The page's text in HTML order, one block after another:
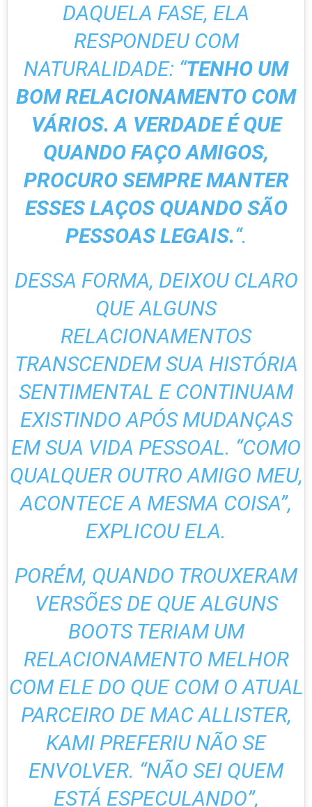
DAQUELA FASE, ELA
RESPONDEU COM
NATURALIDADE: “TENHO UM
BOM RELACIONAMENTO COM
VÁRIOS. A VERDADE É QUE
QUANDO FAÇO AMIGOS,
PROCURO SEMPRE MANTER
ESSES LAÇOS QUANDO SÃO
PESSOAS LEGAIS.“.
DESSA FORMA, DEIXOU CLARO
QUE ALGUNS
RELACIONAMENTOS
TRANSCENDEM SUA HISTÓRIA
SENTIMENTAL E CONTINUAM
EXISTINDO APÓS MUDANÇAS
EM SUA VIDA PESSOAL. “COMO
QUALQUER OUTRO AMIGO MEU,
ACONTECE A MESMA COISA”,
EXPLICOU ELA.
PORÉM, QUANDO TROUXERAM
VERSÕES DE QUE ALGUNS
BOOTS TERIAM UM
RELACIONAMENTO MELHOR
COM ELE DO QUE COM O ATUAL
PARCEIRO DE MAC ALLISTER,
KAMI PREFERIU NÃO SE
ENVOLVER. “NÃO SEI QUEM
ESTÁ ESPECULANDO”,